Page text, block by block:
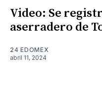
Video: Se
aserradero de
24 EDOMEX
abril 11, 2024